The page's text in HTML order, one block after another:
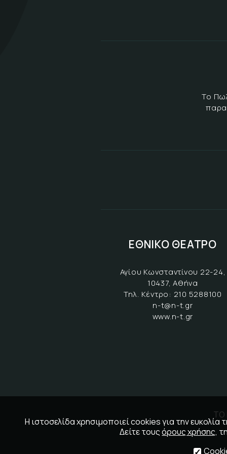
Το
ΕΘΝΙΚΟ ΘΕΑΤΡΟ
Αγίου Κωνσταντίνου 22-24,
10437, Αθήνα
Τηλ. Κέντρο: 210 5288100
n-t@n-t.gr
www.n-t.gr
ΤΟ
Η ιστοσελίδα χρησιμοποιεί cookies για την
Δείτε τουςόρους χρήσης,